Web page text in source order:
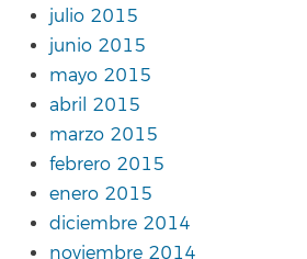
julio 2015
junio 2015
mayo 2015
abril 2015
marzo 2015
febrero 2015
enero 2015
diciembre 2014
noviembre 2014